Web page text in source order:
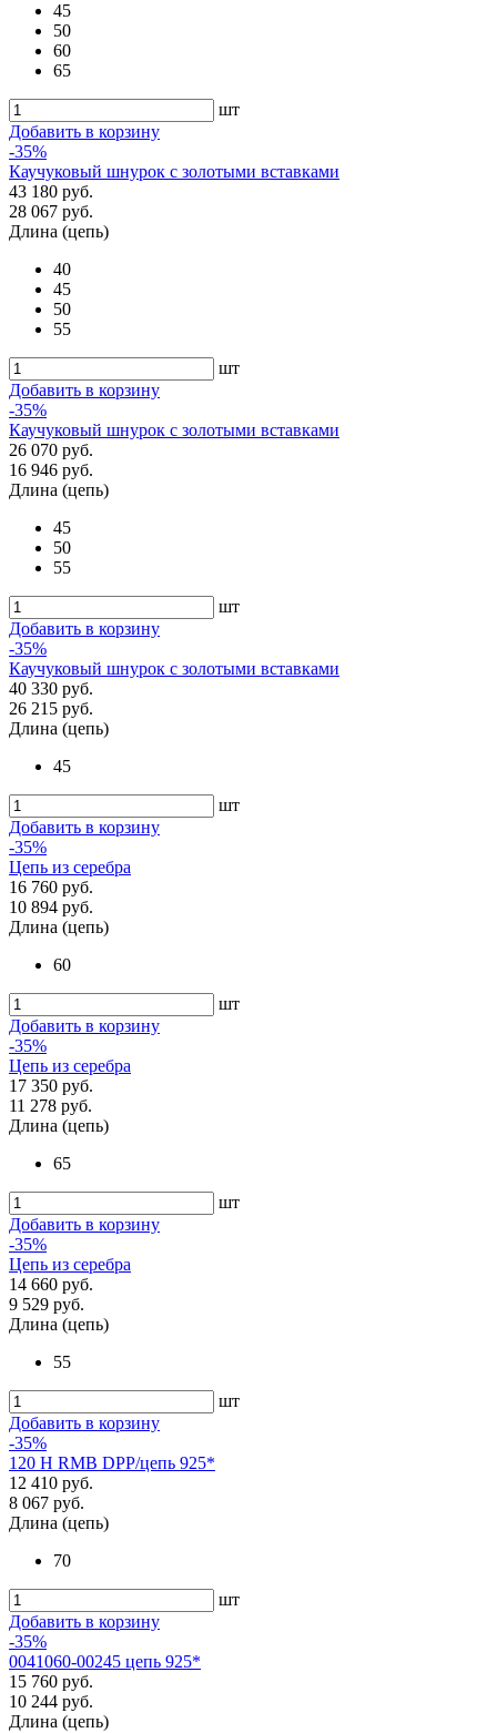
45
50
60
65
шт
Добавить в корзину
-35%
Каучуковый шнурок с золотыми вставками
43 180 руб.
28 067 руб.
Длина (цепь)
40
45
50
55
шт
Добавить в корзину
-35%
Каучуковый шнурок с золотыми вставками
26 070 руб.
16 946 руб.
Длина (цепь)
45
50
55
шт
Добавить в корзину
-35%
Каучуковый шнурок с золотыми вставками
40 330 руб.
26 215 руб.
Длина (цепь)
45
шт
Добавить в корзину
-35%
Цепь из серебра
16 760 руб.
10 894 руб.
Длина (цепь)
60
шт
Добавить в корзину
-35%
Цепь из серебра
17 350 руб.
11 278 руб.
Длина (цепь)
65
шт
Добавить в корзину
-35%
Цепь из серебра
14 660 руб.
9 529 руб.
Длина (цепь)
55
шт
Добавить в корзину
-35%
120 H RMB DPP/цепь 925*
12 410 руб.
8 067 руб.
Длина (цепь)
70
шт
Добавить в корзину
-35%
0041060-00245 цепь 925*
15 760 руб.
10 244 руб.
Длина (цепь)